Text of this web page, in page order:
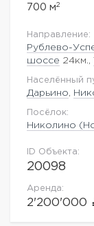
700 м2
Направление:
Рублево-
шоссе 24км.,
Населённый
Дарьино
Посёлок:
Николино
ID Объекта:
20098
Аренда:
2'200'000